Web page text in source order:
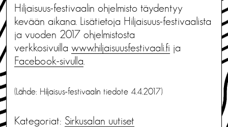
Hiljaisuus-festivaalin ohjelmisto täydentyy
kevään aikana. Lisätietoja Hiljaisuus-festivaalista
ja vuoden 2017 ohjelmistosta
verkkosivuilla www.hiljaisuusfestivaali.fi ja
Facebook-sivulla
(Lähde: Hiljaisus-festivaalin tiedote 4.4.2017)
Kategoriat: Sirkusalan uutiset